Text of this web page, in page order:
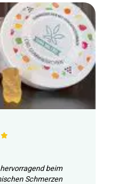
beim
Schmerzen